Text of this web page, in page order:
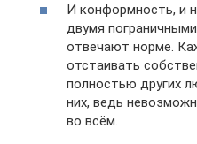
И конформность, и
двумя
отвечают норме.
отстаивать
полностью других
них, ведь
во всём.